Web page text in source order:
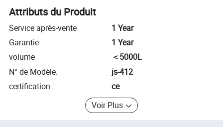
Attributs du Produit
Service après-vente
1 Year
Garantie
1 Year
volume
＜5000L
N° de Modèle.
js-412
certification
ce
Voir Plus